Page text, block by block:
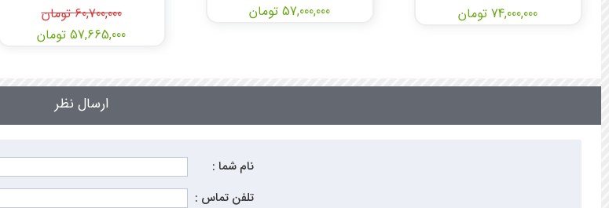
60,700,000 تومان
57,665,000 تومان
57,000,000 تومان 74,000,000 تومان
ارسال نظر
نام شما :
تلفن تماس :